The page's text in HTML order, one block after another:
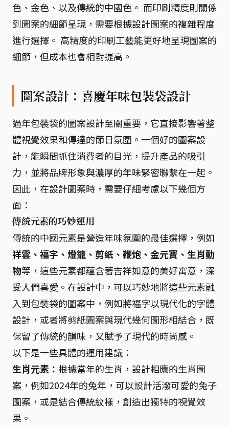
色、金色、以及傳統的中國色。 而印刷精度則關係
到圖案的細節呈現，需要根據設計圖案的複雜程度
進行選擇。 高精度的印刷工藝能更好地呈現圖案的
細節，但成本也會相對提高。
圖案設計：喜慶年味包裝袋設計
過年包裝袋的圖案設計至關重要，它直接影響著整
體視覺效果和傳達的節日氛圍。一個好的圖案設
計，能瞬間抓住消費者的目光，提升產品的吸引
力，並將品牌形象與濃厚的年味緊密聯繫在一起。
因此，在設計圖案時，需要仔細考慮以下幾個方
面：
傳統元素的巧妙運用
傳統的中國元素是營造年味氛圍的最佳選擇，例如
祥雲、福字、燈籠、剪紙、鞭炮、金元寶、生肖動
物等，這些元素都蘊含著吉祥如意的美好寓意，深
受人們喜愛。在設計中，可以巧妙地將這些元素融
入到包裝袋的圖案中，例如將福字以現代化的字體
設計，或者將剪紙圖案與現代幾何圖形相結合，既
保留了傳統的韻味，又賦予了現代的時尚感。
以下是一些具體的運用建議：
生肖元素： 根據當年的生肖，設計相應的生肖圖
案，例如2024年的兔年，可以設計活潑可愛的兔子
圖案，或是結合傳統紋樣，創造出獨特的視覺效
果。